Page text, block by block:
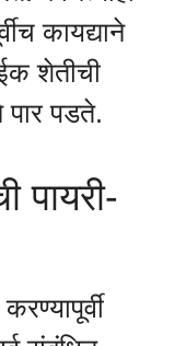
कायद्याने
शेतीची
पार पडते.
पायरी-